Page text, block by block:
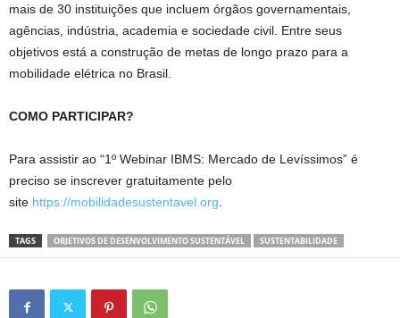
mais de 30 instituições que incluem órgãos governamentais,
agências, indústria, academia e sociedade civil. Entre seus
objetivos está a construção de metas de longo prazo para a
mobilidade elétrica no Brasil.
COMO PARTICIPAR?
Para assistir ao “1º Webinar IBMS: Mercado de Levíssimos” é
preciso se inscrever gratuitamente pelo
site https://mobilidadesustentavel.org
TAGS OBJETIVOS DE DESENVOLVIMENTO SUSTENTÁVEL SUSTENTABILIDADE